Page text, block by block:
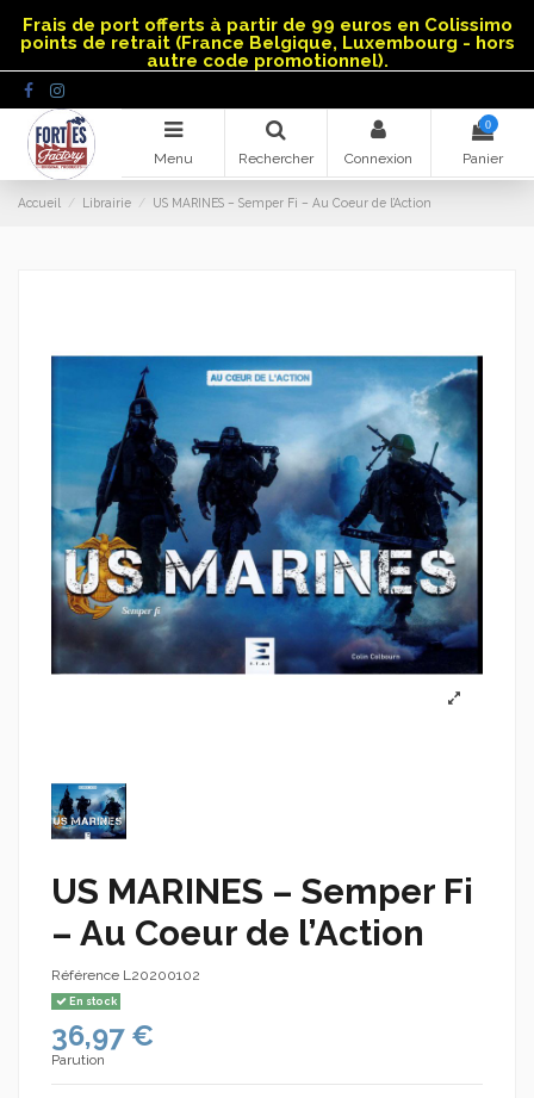
Frais de port offerts à partir de 99 euros en Colissimo
points de retrait (France Belgique, Luxembourg - hors
autre code promotionnel).
Menu Rechercher Connexion
0
Panier
Accueil Librairie US MARINES – Semper Fi – Au Coeur de l’Action
US MARINES – Semper Fi
– Au Coeur de l’Action
Référence L20200102
En stock
36,97 €
Parution